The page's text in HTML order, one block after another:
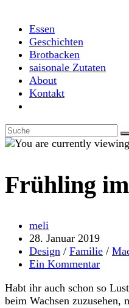
Essen
Geschichten
Brotbacken
saisonale Zutaten
About
Kontakt
search
Frühling
Beitrags-
Autor:
meli
Beitrag
veröffentlicht:
28. Januar 2019
Beitrags-
Kategorie:
Design / Familie /
Beitrags-
Ein Kommentar
Habt ihr auch schon so
beim Wachsen